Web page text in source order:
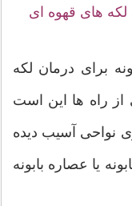
لکه های قهوه ای
برای درمان لکه
راه ها این است
نواحی آسیب دیده
یا عصاره بابونه